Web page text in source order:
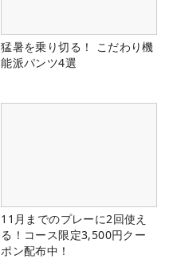
猛暑を乗り切る！ こだわり機
能派パンツ4選
11月までのプレーに2回使え
る！コース限定3,500円クー
ポン配布中！